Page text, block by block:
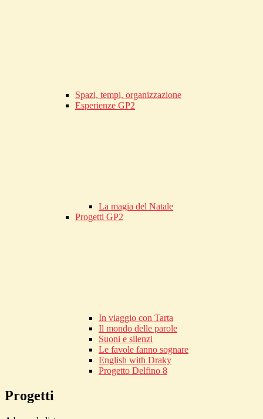
Spazi, tempi, organizzazione
Esperienze GP2
La magia del Natale
Progetti GP2
In viaggio con Tarta
Il mondo delle parole
Suoni e silenzi
Le favole fanno sognare
English with Draky
Progetto Delfino 8
Progetti